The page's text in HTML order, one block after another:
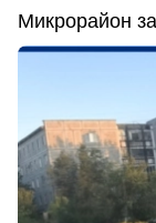
Микрорайон